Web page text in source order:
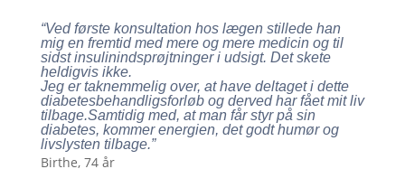
“Ved første konsultation hos lægen stillede han
mig en fremtid med mere og mere medicin og til
sidst insulinindsprøjtninger i udsigt. Det skete
heldigvis ikke.
Jeg er taknemmelig over, at have deltaget i dette
diabetesbehandligsforløb og derved har fået mit liv
tilbage.Samtidig med, at man får styr på sin
diabetes, kommer energien, det godt humør og
livslysten tilbage.”
Birthe, 74 år